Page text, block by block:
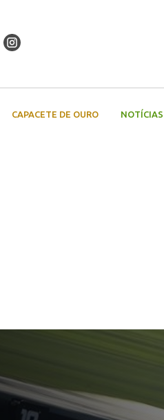
CAPACETE DE OURO NOTÍCIAS